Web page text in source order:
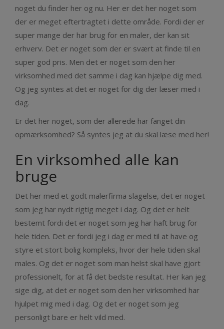
noget du finder her og nu. Her er det her noget som
der er meget eftertragtet i dette område. Fordi der er
super mange der har brug for en maler, der kan sit
erhverv. Det er noget som der er svært at finde til en
super god pris. Men det er noget som den her
virksomhed med det samme i dag kan hjælpe dig med.
Og jeg syntes at det er noget for dig der læser med i
dag.
Er det her noget, som der allerede har fanget din
opmærksomhed? Så syntes jeg at du skal læse med her!
En virksomhed alle kan
bruge
Det her med et godt malerfirma slagelse, det er noget
som jeg har nydt rigtig meget i dag. Og det er helt
bestemt fordi det er noget som jeg har haft brug for
hele tiden. Det er fordi jeg i dag er med til at have og
styre et stort bolig kompleks, hvor der hele tiden skal
males. Og det er noget som man helst skal have gjort
professionelt, for at få det bedste resultat. Her kan jeg
sige dig, at det er noget som den her virksomhed har
hjulpet mig med i dag. Og det er noget som jeg
personligt bare er helt vild med.